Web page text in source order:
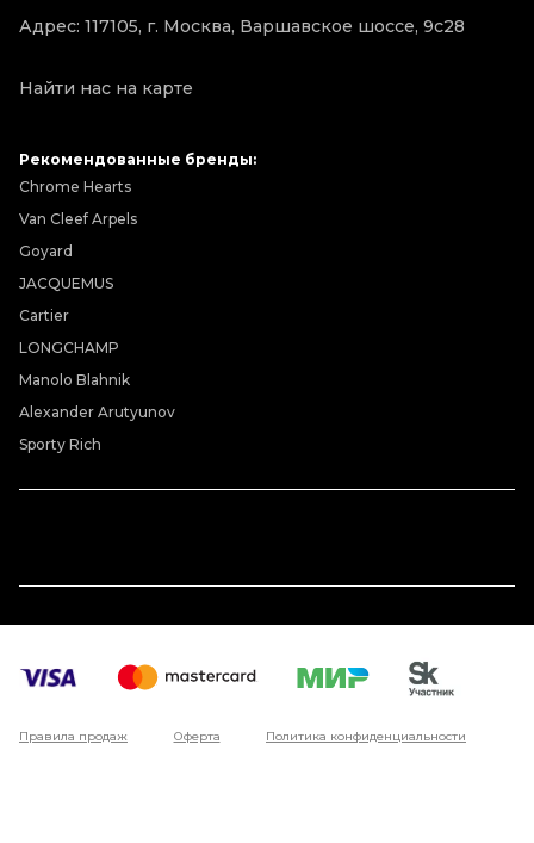
Адрес: 117105, г. Москва, Варшавское шоссе, 9с28
Найти нас на карте
Рекомендованные бренды:
Chrome Hearts
Van Cleef Arpels
Goyard
JACQUEMUS
Cartier
LONGCHAMP
Manolo Blahnik
Alexander Arutyunov
Sporty Rich
Правила продаж Оферта Политика конфиденциальности